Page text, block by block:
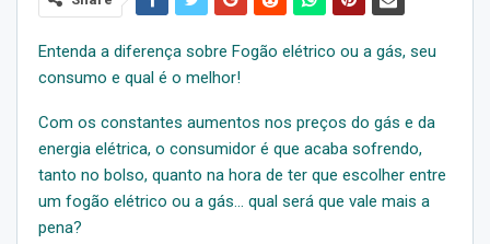
Entenda a diferença sobre Fogão elétrico ou a gás, seu
consumo e qual é o melhor!
Com os constantes aumentos nos preços do gás e da
energia elétrica, o consumidor é que acaba sofrendo,
tanto no bolso, quanto na hora de ter que escolher entre
um fogão elétrico ou a gás… qual será que vale mais a
pena?